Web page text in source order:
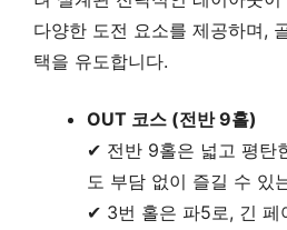
다양한 도전 요소를 제공하며,
택을 유도합니다.
OUT 코스 (전반 9홀)
✔ 전반 9홀은 넓고 평탄
도 부담 없이 즐길 수 있
✔ 3번 홀은 파5로, 긴 페